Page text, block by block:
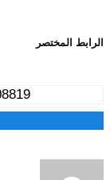
الرابط المختصر